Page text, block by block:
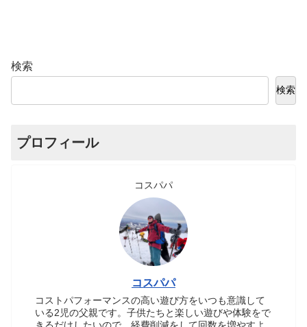
検索
検索
プロフィール
コスパパ
コスパパ
コストパフォーマンスの高い遊び方をいつも意識して
いる2児の父親です。子供たちと楽しい遊びや体験をで